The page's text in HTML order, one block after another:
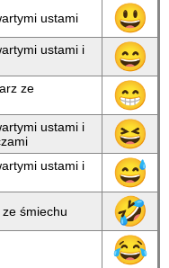
ustami 😃
ustami i
😄
ze
😁
ustami i
😆
ustami i
😅
ze śmiechu 🤣
😂